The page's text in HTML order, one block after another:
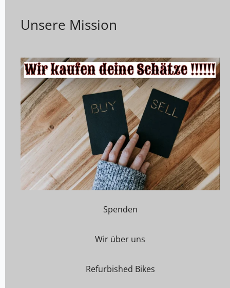
Unsere Mission
Spenden
Wir über uns
Refurbished Bikes